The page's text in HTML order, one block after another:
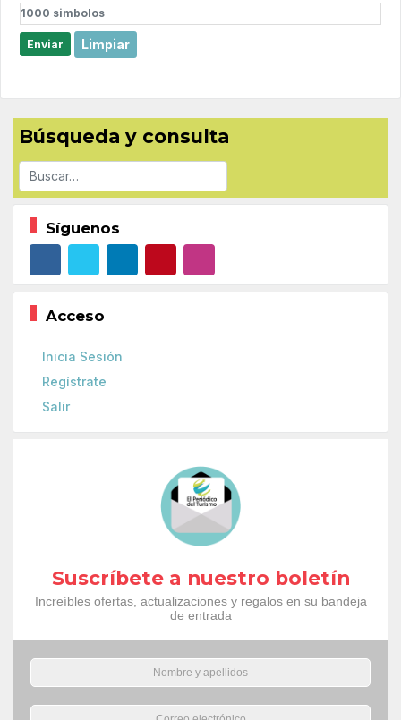
1000 simbolos
Enviar Limpiar
Búsqueda y consulta
Buscar
Síguenos
Acceso
Inicia Sesión
Regístrate
Salir
Suscríbete a nuestro boletín
Increíbles ofertas, actualizaciones y regalos en su bandeja
de entrada